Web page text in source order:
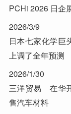
PCHi 2026 日企
2026/3/9
日本七家化学
上调了全年预测
2026/1/30
三洋贸易 在华
售汽车材料